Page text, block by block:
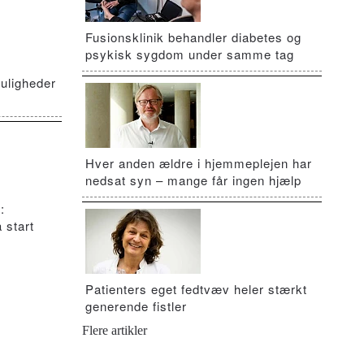
start
Fusionsklinik behandler diabetes og
psykisk sygdom under samme tag
Hver anden ældre i hjemmeplejen har
nedsat syn – mange får ingen hjælp
Patienters eget fedtvæv heler stærkt
generende fistler
Flere artikler